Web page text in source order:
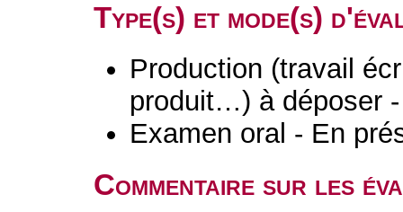
Type(s) et mode(s)
Production (travail
produit…) à déposer
Examen oral - En
Commentaire sur les